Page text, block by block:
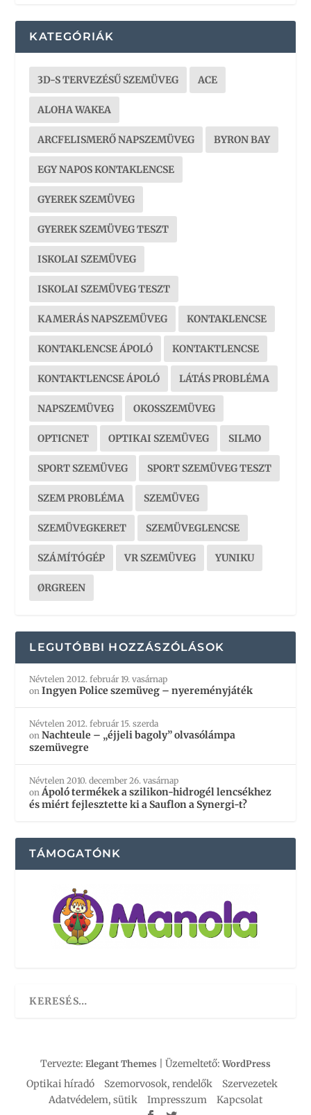
KATEGÓRIÁK
3D-S TERVEZÉSŰ SZEMÜVEG ACE
ALOHA WAKEA
ARCFELISMERŐ NAPSZEMÜVEG BYRON BAY
EGY NAPOS KONTAKLENCSE
GYEREK SZEMÜVEG
GYEREK SZEMÜVEG TESZT
ISKOLAI SZEMÜVEG
ISKOLAI SZEMÜVEG TESZT
KAMERÁS NAPSZEMÜVEG KONTAKLENCSE
KONTAKLENCSE ÁPOLÓ KONTAKTLENCSE
KONTAKTLENCSE ÁPOLÓ LÁTÁS PROBLÉMA
NAPSZEMÜVEG OKOSSZEMÜVEG
OPTICNET OPTIKAI SZEMÜVEG SILMO
SPORT SZEMÜVEG SPORT SZEMÜVEG TESZT
SZEM PROBLÉMA SZEMÜVEG
SZEMÜVEGKERET SZEMÜVEGLENCSE
SZÁMÍTÓGÉP VR SZEMÜVEG YUNIKU
ØRGREEN
LEGUTÓBBI HOZZÁSZÓLÁSOK
Névtelen 2012. február 19. vasárnap
onIngyen Police szemüveg – nyereményjáték
Névtelen 2012. február 15. szerda
onNachteule – „éjjeli bagoly” olvasólámpa
szemüvegre
Névtelen 2010. december 26. vasárnap
onÁpoló termékek a szilikon-hidrogél lencsékhez
és miért fejlesztette ki a Sauflon a Synergi-t?
TÁMOGATÓNK
Tervezte: Elegant Themes | Üzemeltető: WordPress
Optikai híradó Szemorvosok, rendelők
Szervezetek
Adatvédelem, sütik
Impresszum Kapcsolat